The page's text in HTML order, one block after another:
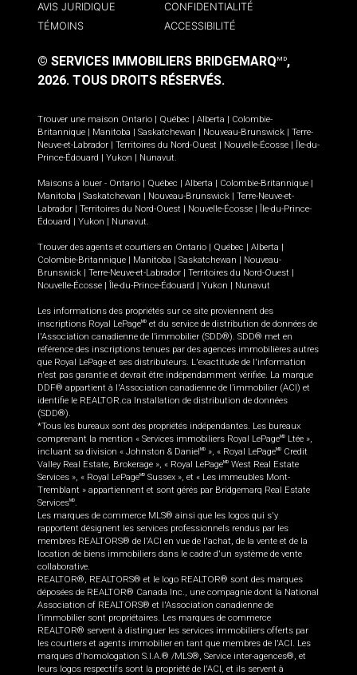
AVIS JURIDIQUE
CONFIDENTIALITÉ
TÉMOINS
ACCESSIBILITÉ
© SERVICES IMMOBILIERS BRIDGEMARQ MD,
2026. TOUS DROITS RÉSERVÉS.
Trouver une maison Ontario | Québec | Alberta | Colombie-
Britannique | Manitoba | Saskatchewan | Nouveau-Brunswick | Terre-
Neuve-et-Labrador | Territoires du Nord-Ouest | Nouvelle-Écosse | Île-du-
Prince-Édouard | Yukon | Nunavut.
Maisons à louer - Ontario | Québec | Alberta | Colombie-Britannique |
Manitoba | Saskatchewan | Nouveau-Brunswick | Terre-Neuve-et-
Labrador | Territoires du Nord-Ouest | Nouvelle-Écosse | Île-du-Prince-
Édouard | Yukon | Nunavut.
Trouver des agents et courtiers en Ontario | Québec | Alberta |
Colombie-Britannique | Manitoba | Saskatchewan | Nouveau-
Brunswick | Terre-Neuve-et-Labrador | Territoires du Nord-Ouest |
Nouvelle-Écosse | Île-du-Prince-Édouard | Yukon | Nunavut
Les informations des propriétés sur ce site proviennent des
inscriptions Royal LePageMD et du service de distribution de données de
l'Association canadienne de l’immobilier (SDD®). SDD® met en
référence des inscriptions tenues par des agences immobilières autres
que Royal LePage et ses distributeurs. L'exactitude de l'information
n'est pas garantie et devrait être indépendamment vérifiée. La marque
DDF® appartient à l'Association canadienne de l’immobilier (ACI) et
identifie le REALTOR.ca Installation de distribution de données
(SDD®).
*Tous les bureaux sont des propriétés indépendantes. Les bureaux
comprenant la mention « Services immobiliers Royal LePageMD
Ltée »,
incluant sa division « Johnston & DanielMD », « Royal LePageMD
Credit
Valley Real Estate, Brokerage », « Royal LePageMD West Real Estate
Services », « Royal LePageMD Sussex », et « Les immeubles Mont-
Tremblant » appartiennent et sont gérés par Bridgemarq Real Estate
ServicesMD.
Les marques de commerce MLS® ainsi que les logos qui s'y
rapportent désignent les services professionnels rendus par les
membres REALTORS® de l'ACI en vue de l'achat, de la vente et de la
location de biens immobiliers dans le cadre d'un système de vente
collaborative.
REALTOR®, REALTORS® et le logo REALTOR® sont des marques
déposées de REALTOR® Canada Inc., une compagnie dont la National
Association of REALTORS® et l'Association canadienne de
l’immobilier sont propriétaires. Les marques de commerce
REALTOR® servent à distinguer les services immobiliers offerts par
les courtiers et agents immobilier en tant que membres de l'ACI. Les
marques d'homologation S.I.A.® /MLS®, Service inter-agences®, et
leurs logos respectifs sont la propriété de l'ACI, et ils servent à